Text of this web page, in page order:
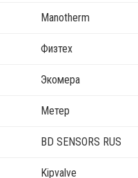
Manotherm
Физтех
Экомера
Метер
BD SENSORS RUS
Kipvalve